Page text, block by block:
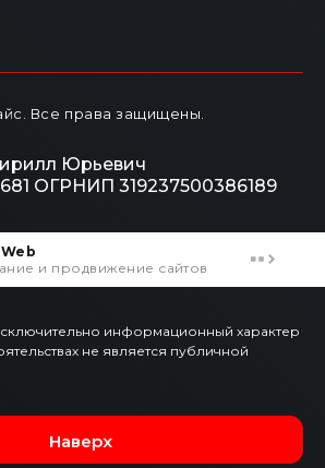
Все права защищены.
Юрьевич
ОГРНИП 319237500386189
информационный характер
не является публичной
Наверх
и продвижение сайтов